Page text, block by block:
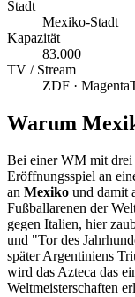
Stadt
Mexiko-Stadt
Kapazität
83.000
TV / Stream
ZDF ·
Warum
Bei einer WM mit drei
Eröffnungsspiel an
an Mexiko und damit
Fußballarenen der
gegen Italien, hier
und "Tor des
später Argentiniens
wird das Azteca das
Weltmeisterschaften